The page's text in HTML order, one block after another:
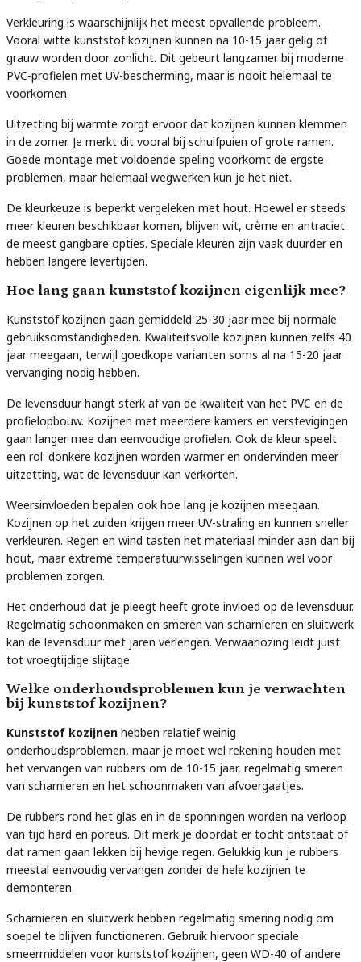
Verkleuring is waarschijnlijk het meest opvallende probleem.
Vooral witte kunststof kozijnen kunnen na 10-15 jaar gelig of
grauw worden door zonlicht. Dit gebeurt langzamer bij moderne
PVC-profielen met UV-bescherming, maar is nooit helemaal te
voorkomen.
Uitzetting bij warmte zorgt ervoor dat kozijnen kunnen klemmen
in de zomer. Je merkt dit vooral bij schuifpuien of grote ramen.
Goede montage met voldoende speling voorkomt de ergste
problemen, maar helemaal wegwerken kun je het niet.
De kleurkeuze is beperkt vergeleken met hout. Hoewel er steeds
meer kleuren beschikbaar komen, blijven wit, crème en antraciet
de meest gangbare opties. Speciale kleuren zijn vaak duurder en
hebben langere levertijden.
Hoe lang gaan kunststof kozijnen eigenlijk mee?
Kunststof kozijnen gaan gemiddeld 25-30 jaar mee bij normale
gebruiksomstandigheden. Kwaliteitsvolle kozijnen kunnen zelfs 40
jaar meegaan, terwijl goedkope varianten soms al na 15-20 jaar
vervanging nodig hebben.
De levensduur hangt sterk af van de kwaliteit van het PVC en de
profielopbouw. Kozijnen met meerdere kamers en verstevigingen
gaan langer mee dan eenvoudige profielen. Ook de kleur speelt
een rol: donkere kozijnen worden warmer en ondervinden meer
uitzetting, wat de levensduur kan verkorten.
Weersinvloeden bepalen ook hoe lang je kozijnen meegaan.
Kozijnen op het zuiden krijgen meer UV-straling en kunnen sneller
verkleuren. Regen en wind tasten het materiaal minder aan dan bij
hout, maar extreme temperatuurwisselingen kunnen wel voor
problemen zorgen.
Het onderhoud dat je pleegt heeft grote invloed op de levensduur.
Regelmatig schoonmaken en smeren van scharnieren en sluitwerk
kan de levensduur met jaren verlengen. Verwaarlozing leidt juist
tot vroegtijdige slijtage.
Welke onderhoudsproblemen kun je verwachten
bij kunststof kozijnen?
Kunststof kozijnen hebben relatief weinig
onderhoudsproblemen, maar je moet wel rekening houden met
het vervangen van rubbers om de 10-15 jaar, regelmatig smeren
van scharnieren en het schoonmaken van afvoergaatjes.
De rubbers rond het glas en in de sponningen worden na verloop
van tijd hard en poreus. Dit merk je doordat er tocht ontstaat of
dat ramen gaan lekken bij hevige regen. Gelukkig kun je rubbers
meestal eenvoudig vervangen zonder de hele kozijnen te
demonteren.
Scharnieren en sluitwerk hebben regelmatig smering nodig om
soepel te blijven functioneren. Gebruik hiervoor speciale
smeermiddelen voor kunststof kozijnen, geen WD-40 of andere